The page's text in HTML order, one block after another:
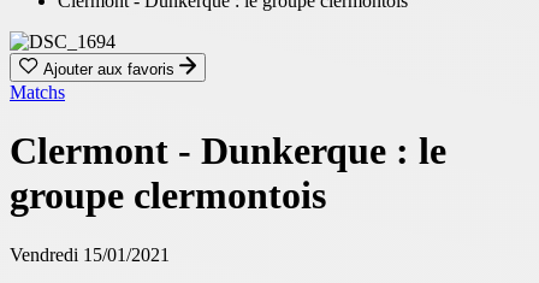
Ajouter aux favoris
Matchs
Clermont - Dunkerque : le
groupe clermontois
Vendredi 15/01/2021